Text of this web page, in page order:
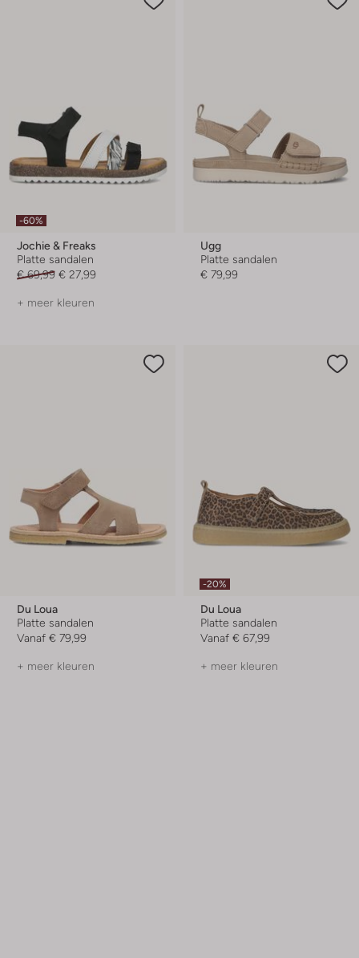
-60%
Jochie & Freaks
Platte sandalen
€ 69,99 € 27,99
+ meer kleuren
Ugg
Platte sandalen
€ 79,99
Du Loua
Platte sandalen
Vanaf € 79,99
+ meer kleuren
-20%
Du Loua
Platte sandalen
Vanaf € 67,99
+ meer kleuren